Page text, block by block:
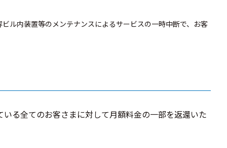
ル内装置等のメンテナンスによるサービスの一時中断で、お客
る全てのお客さまに対して月額料金の一部を返還いた